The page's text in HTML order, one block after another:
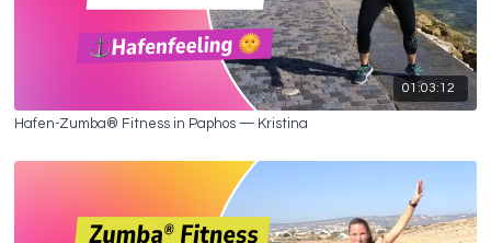
01:03:12
Hafen-Zumba® Fitness in Paphos — Kristina